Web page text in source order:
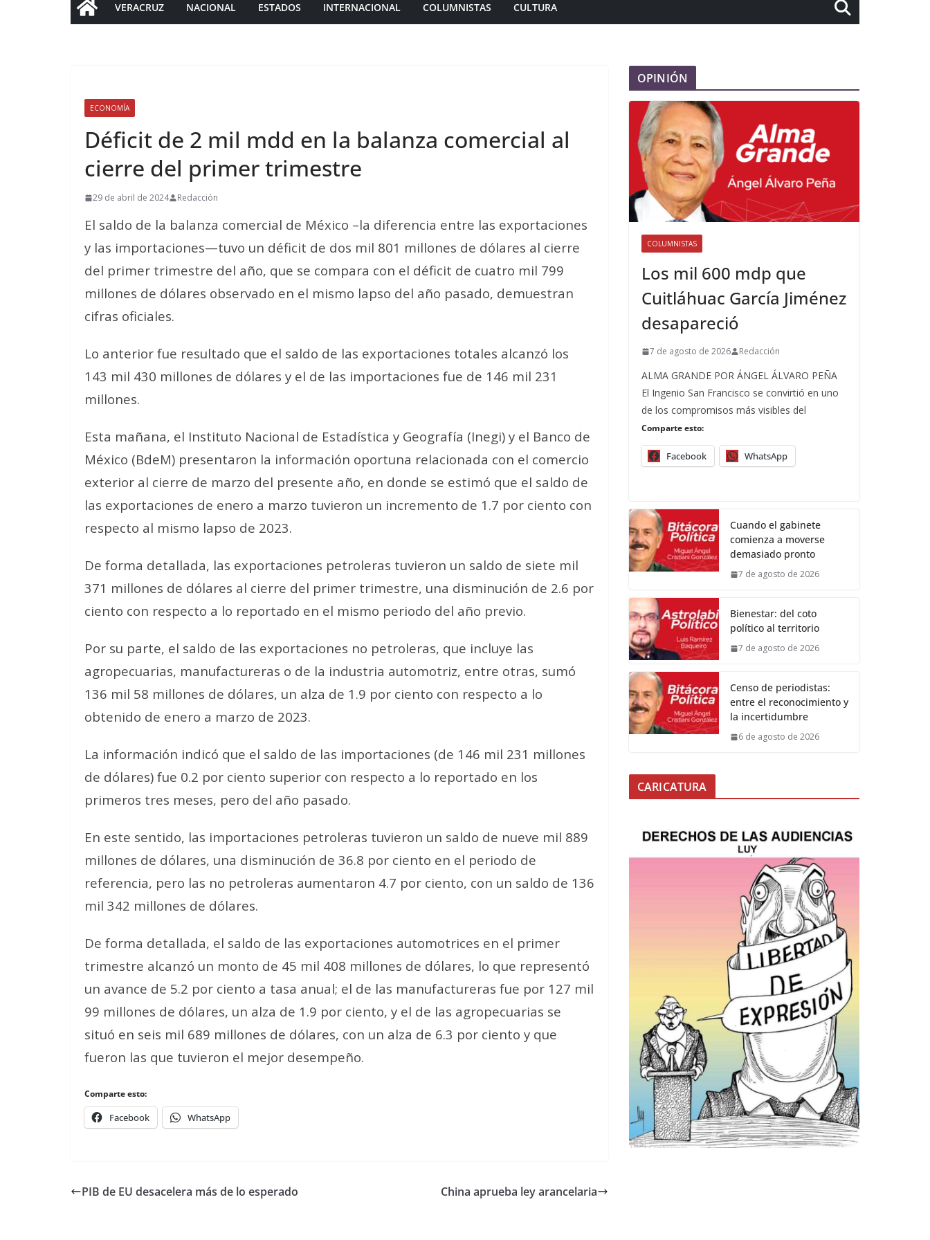
VERACRUZ NACIONAL ESTADOS INTERNACIONAL COLUMNISTAS CULTURA
ECONOMÍA
Déficit de 2 mil mdd en la balanza comercial al
cierre del primer trimestre
29 de abril de 2024 Redacción
El saldo de la balanza comercial de México –la diferencia entre las exportaciones
y las importaciones—tuvo un déficit de dos mil 801 millones de dólares al cierre
del primer trimestre del año, que se compara con el déficit de cuatro mil 799
millones de dólares observado en el mismo lapso del año pasado, demuestran
cifras oficiales.
Lo anterior fue resultado que el saldo de las exportaciones totales alcanzó los
143 mil 430 millones de dólares y el de las importaciones fue de 146 mil 231
millones.
Esta mañana, el Instituto Nacional de Estadística y Geografía (Inegi) y el Banco de
México (BdeM) presentaron la información oportuna relacionada con el comercio
exterior al cierre de marzo del presente año, en donde se estimó que el saldo de
las exportaciones de enero a marzo tuvieron un incremento de 1.7 por ciento con
respecto al mismo lapso de 2023.
De forma detallada, las exportaciones petroleras tuvieron un saldo de siete mil
371 millones de dólares al cierre del primer trimestre, una disminución de 2.6 por
ciento con respecto a lo reportado en el mismo periodo del año previo.
Por su parte, el saldo de las exportaciones no petroleras, que incluye las
agropecuarias, manufactureras o de la industria automotriz, entre otras, sumó
136 mil 58 millones de dólares, un alza de 1.9 por ciento con respecto a lo
obtenido de enero a marzo de 2023.
La información indicó que el saldo de las importaciones (de 146 mil 231 millones
de dólares) fue 0.2 por ciento superior con respecto a lo reportado en los
primeros tres meses, pero del año pasado.
En este sentido, las importaciones petroleras tuvieron un saldo de nueve mil 889
millones de dólares, una disminución de 36.8 por ciento en el periodo de
referencia, pero las no petroleras aumentaron 4.7 por ciento, con un saldo de 136
mil 342 millones de dólares.
De forma detallada, el saldo de las exportaciones automotrices en el primer
trimestre alcanzó un monto de 45 mil 408 millones de dólares, lo que representó
un avance de 5.2 por ciento a tasa anual; el de las manufactureras fue por 127 mil
99 millones de dólares, un alza de 1.9 por ciento, y el de las agropecuarias se
situó en seis mil 689 millones de dólares, con un alza de 6.3 por ciento y que
fueron las que tuvieron el mejor desempeño.
Comparte esto:
Facebook WhatsApp
PIB de EU desacelera más de lo esperado China aprueba ley arancelaria
OPINIÓN
COLUMNISTAS
Los mil 600 mdp que
Cuitláhuac García Jiménez
desapareció
7 de agosto de 2026 Redacción
ALMA GRANDE POR ÁNGEL ÁLVARO PEÑA
El Ingenio San Francisco se convirtió en uno
de los compromisos más visibles del
Comparte esto:
Facebook WhatsApp
Cuando el gabinete
comienza a moverse
demasiado pronto
7 de agosto de 2026
Bienestar: del coto
político al territorio
7 de agosto de 2026
Censo de periodistas:
entre el reconocimiento y
la incertidumbre
6 de agosto de 2026
CARICATURA